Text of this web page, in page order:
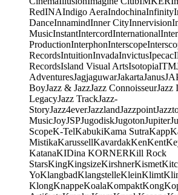
RedINAIndigo AeraIndochinaInfinity
DanceInnamindInner CityInnervision
MusicInstantIntercordInternational
ProductionInterphonInterscope
RecordsIntuitionInvadaInvictusIpecac
RecordsIsland Visual ArtsIsotopiaITM
AdventuresJagjaguwarJakartaJanus
BoyJazz & JazzJazz ConnoisseurJazz
LegacyJazz TrackJazz-
StoryJazz4everJazzlandJazzpoint
MusicJoyJSPJugodiskJugotonJupiter
ScopeK-TelKabukiKama SutraKapp
MistikaKarussellKavardakKenKent
KatanaKIDina KORNERKill Rock
StarsKingKingsizeKirshnerKismet
YoKlangbadKlangstelleKleinKlimt
KlongKnappeKoalaKompaktKong